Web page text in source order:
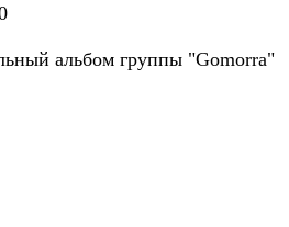
альбом группы "Gomorra"